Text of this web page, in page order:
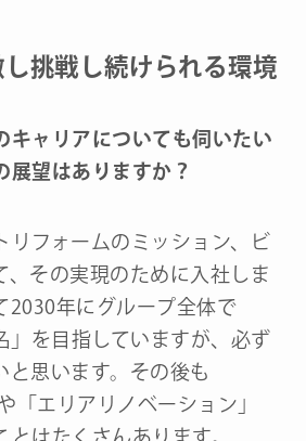
挑戦し続けられる環境
キャリアについても伺いたい
展望はありますか？
リフォームのミッション、ビ
、その実現のために入社しま
2030年にグループ全体で
」を目指していますが、必ず
と思います。その後も
「エリアリノベーション」
とはたくさんあります。